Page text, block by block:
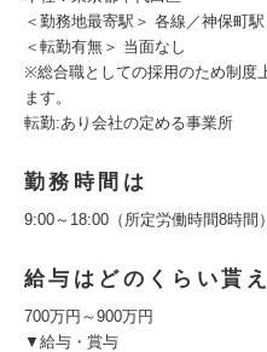
＜勤務地最寄駅＞ 各線／神保町駅
＜転勤有無＞ 当面なし
※総合職としての採用のため制度
ます。
転勤:あり会社の定める事業所
勤務時間は
9:00～18:00（所定労働時間8時間）
給与はどのくらい貰
700万円～900万円
▼給与・賞与